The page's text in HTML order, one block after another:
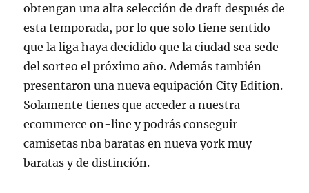
obtengan una alta selección de draft después de
esta temporada, por lo que solo tiene sentido
que la liga haya decidido que la ciudad sea sede
del sorteo el próximo año. Además también
presentaron una nueva equipación City Edition.
Solamente tienes que acceder a nuestra
ecommerce on-line y podrás conseguir
camisetas nba baratas en nueva york muy
baratas y de distinción.